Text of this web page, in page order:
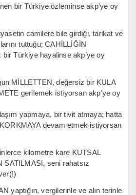
bir Türkiye özleminse akp’ye oy
camilere bile girdiği, tarikat ve
tuttuğu; CAHİLLİĞİN
Türkiye hayalinse akp’ye oy
MİLLETTEN, değersiz bir KULA
gerilemek istiyorsan akp’ye oy
yapmaya, bir tivit atmaya; hatta
devam etmek istiyorsan
kilometre kare KUTSAL
SATILMASI, seni rahatsız
yaptığın, vergilerinle ve alın terinle